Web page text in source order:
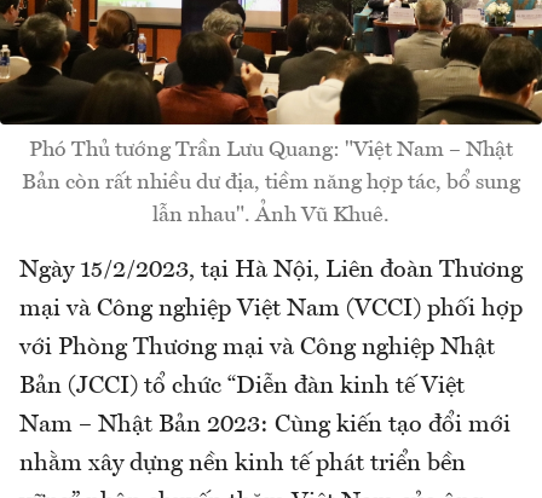
Phó Thủ tướng Trần Lưu Quang: "Việt Nam – Nhật
Bản còn rất nhiều dư địa, tiềm năng hợp tác, bổ sung
lẫn nhau". Ảnh Vũ Khuê.
Ngày 15/2/2023, tại Hà Nội, Liên đoàn Thương
mại và Công nghiệp Việt Nam (VCCI) phối hợp
với Phòng Thương mại và Công nghiệp Nhật
Bản (JCCI) tổ chức “Diễn đàn kinh tế Việt
Nam – Nhật Bản 2023: Cùng kiến tạo đổi mới
nhằm xây dựng nền kinh tế phát triển bền